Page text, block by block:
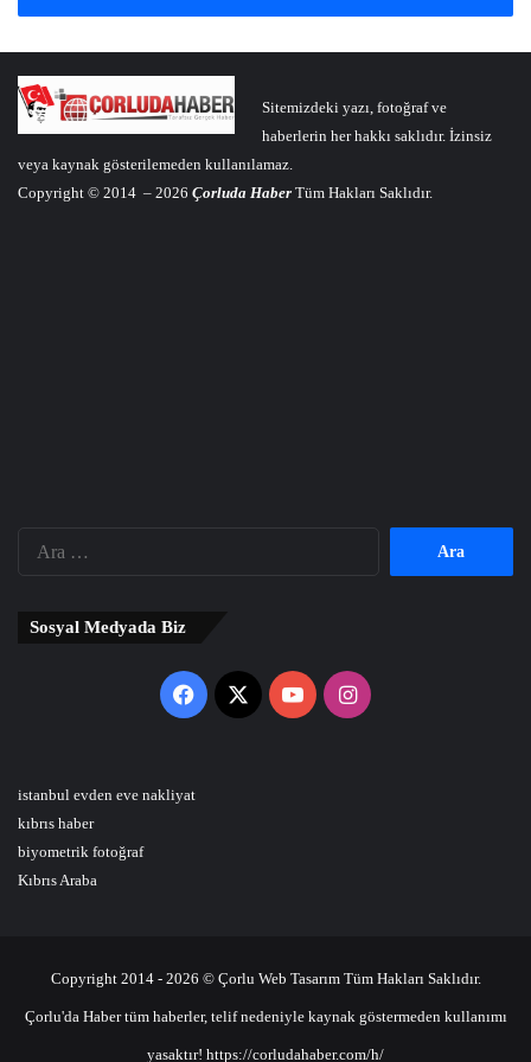
Sitemizdeki yazı, fotoğraf ve
haberlerin her hakkı saklıdır. İzinsiz
veya kaynak gösterilemeden kullanılamaz.
Copyright © 2014 – 2026 Çorluda Haber Tüm Hakları Saklıdır.
Sosyal Medyada Biz
Facebook
X YouTubeInstagram
istanbul evden eve nakliyat
kıbrıs haber
biyometrik fotoğraf
Kıbrıs Araba
Copyright 2014 - 2026 © Çorlu Web Tasarım Tüm Hakları Saklıdır.
Çorlu'da Haber tüm haberler, telif nedeniyle kaynak göstermeden kullanımı
yasaktır! https://corludahaber.com/h/